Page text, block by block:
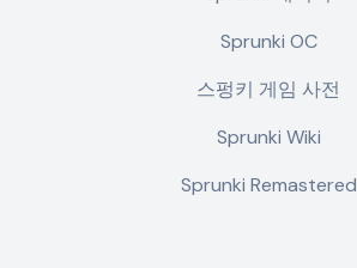
Sprunki OC
스펑키 게임 사전
Sprunki Wiki
Sprunki Remastered